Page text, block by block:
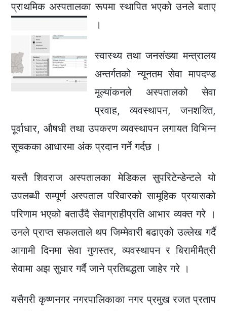
प्राथमिक अस्पतालका रूपमा स्थापित भएको उनलेे बताए
।
स्वास्थ्य तथा जनसंख्या मन्त्रालय
अन्तर्गतको न्यूनतम सेवा मापदण्ड
मूल्यांकनले अस्पतालको सेवा
प्रवाह, व्यवस्थापन, जनशक्ति,
पूर्वाधार, औषधी तथा उपकरण व्यवस्थापन लगायत विभिन्न
सूचकका आधारमा अंक प्रदान गर्ने गर्दछ ।
यस्तै शिवराज अस्पतालका मेडिकल सुपरिटेन्डेन्टले यो
उपलब्धी सम्पूर्ण अस्पताल परिवारको सामूहिक प्रयासको
परिणाम भएको बताउँदै सेवाग्राहीप्रति आभार व्यक्त गरे ।
उनले प्राप्त सफलताले थप जिम्मेवारी बढाएको उल्लेख गर्दै
आगामी दिनमा सेवा गुणस्तर, व्यवस्थापन र बिरामीमैत्री
सेवामा अझ सुधार गर्दै जाने प्रतिबद्धता जाहेर गरे ।
यसैगरी कृष्णनगर नगरपालिकाका नगर प्रमुख रजत प्रताप